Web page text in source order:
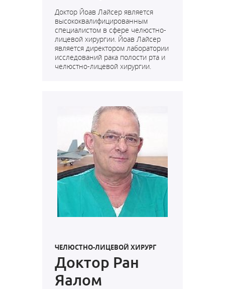
Доктор Йоав Лайсер является
высококвалифицированным
специалистом в сфере челюстно-
лицевой хирургии. Йоав Лайсер
является директором лаборатории
исследований рака полости рта и
челюстно-лицевой хирургии.
ЧЕЛЮСТНО-ЛИЦЕВОЙ ХИРУРГ
Доктор Ран
Яалом